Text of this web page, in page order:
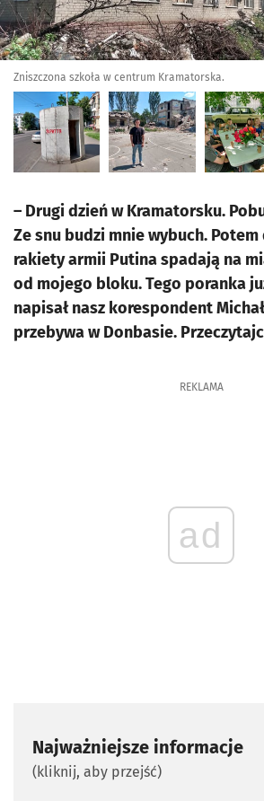
Zniszczona szkoła w centrum Kramatorska.
– Drugi dzień w Kramatorsku.
Ze snu budzi mnie wybuch.
rakiety armii Putina spadają na
od mojego bloku. Tego poranka
napisał nasz korespondent
przebywa w Donbasie.
REKLAMA
ad
Najważniejsze informacje
(kliknij, aby przejść)